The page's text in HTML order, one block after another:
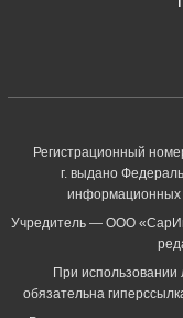
Регистрационный
г. выдано
информационных
Учредитель — ООО
При
обязательна